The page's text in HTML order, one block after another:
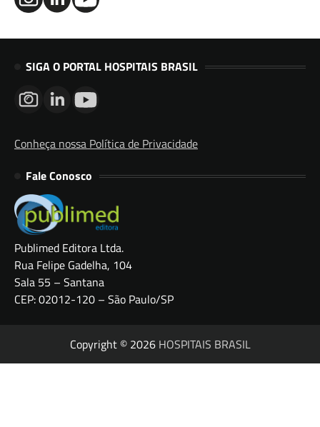
SIGA O PORTAL HOSPITAIS BRASIL
Conheça nossa Política de Privacidade
Fale Conosco
Publimed Editora Ltda.
Rua Felipe Gadelha, 104
Sala 55 – Santana
CEP: 02012-120 – São Paulo/SP
Copyright © 2026 HOSPITAIS BRASIL